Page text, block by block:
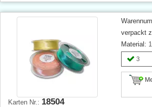
verpackt
Material:
3
Karten Nr.: 18504